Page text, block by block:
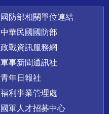
國防部相關單位連結
中華民國國防部
政戰資訊服務網
軍事新聞通訊社
青年日報社
福利事業管理處
國軍人才招募中心